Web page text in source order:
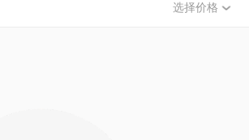
选择价格